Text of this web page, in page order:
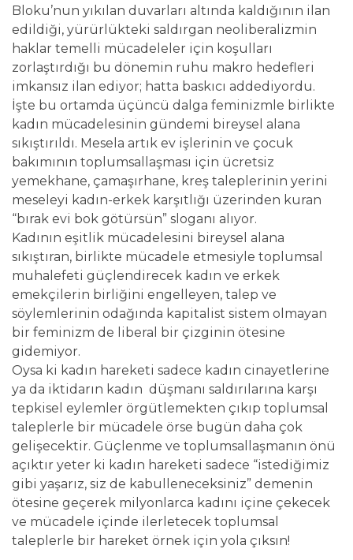
Bloku’nun yıkılan duvarları altında kaldığının ilan
edildiği, yürürlükteki saldırgan neoliberalizmin
haklar temelli mücadeleler için koşulları
zorlaştırdığı bu dönemin ruhu makro hedefleri
imkansız ilan ediyor; hatta baskıcı addediyordu.
İşte bu ortamda üçüncü dalga feminizmle birlikte
kadın mücadelesinin gündemi bireysel alana
sıkıştırıldı. Mesela artık ev işlerinin ve çocuk
bakımının toplumsallaşması için ücretsiz
yemekhane, çamaşırhane, kreş taleplerinin yerini
meseleyi kadın-erkek karşıtlığı üzerinden kuran
“bırak evi bok götürsün” sloganı alıyor.
Kadının eşitlik mücadelesini bireysel alana
sıkıştıran, birlikte mücadele etmesiyle toplumsal
muhalefeti güçlendirecek kadın ve erkek
emekçilerin birliğini engelleyen, talep ve
söylemlerinin odağında kapitalist sistem olmayan
bir feminizm de liberal bir çizginin ötesine
gidemiyor.
Oysa ki kadın hareketi sadece kadın cinayetlerine
ya da iktidarın kadın düşmanı saldırılarına karşı
tepkisel eylemler örgütlemekten çıkıp toplumsal
taleplerle bir mücadele örse bugün daha çok
gelişecektir. Güçlenme ve toplumsallaşmanın önü
açıktır yeter ki kadın hareketi sadece “istediğimiz
gibi yaşarız, siz de kabulleneceksiniz” demenin
ötesine geçerek milyonlarca kadını içine çekecek
ve mücadele içinde ilerletecek toplumsal
taleplerle bir hareket örnek için yola çıksın!